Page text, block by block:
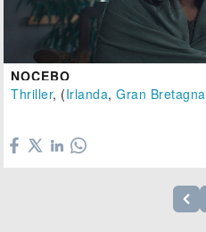
NOCEBO
Thriller, (Irlanda,Gran Bretagna